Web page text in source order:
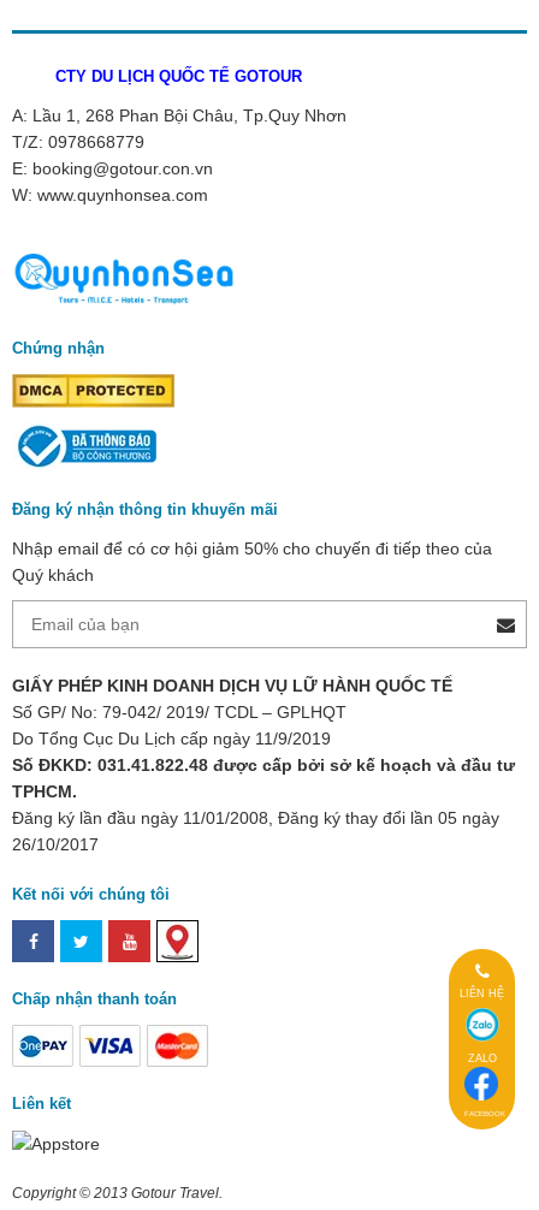
FACEBOOK
ZALO
LIÊN HỆ
CTY DU LỊCH QUỐC TẾ GOTOUR
A: Lầu 1, 268 Phan Bội Châu, Tp.Quy Nhơn
T/Z: 0978668779
E: booking@gotour.con.vn
W: www.quynhonsea.com
Chứng nhận
Đăng ký nhận thông tin khuyến mãi
Nhập email để có cơ hội giảm 50% cho chuyến đi tiếp theo của
Quý khách
GIẤY PHÉP KINH DOANH DỊCH VỤ LỮ HÀNH QUỐC TẾ
Số GP/ No: 79-042/ 2019/ TCDL – GPLHQT
Do Tổng Cục Du Lịch cấp ngày 11/9/2019
Số ĐKKD: 031.41.822.48 được cấp bởi sở kế hoạch và đầu tư
TPHCM.
Đăng ký lần đầu ngày 11/01/2008, Đăng ký thay đổi lần 05 ngày
26/10/2017
Kết nối với chúng tôi
Chấp nhận thanh toán
Liên kết
Copyright © 2013 Gotour Travel.